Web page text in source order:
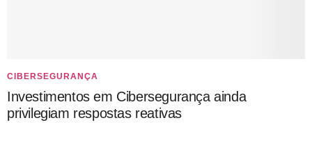
CIBERSEGURANÇA
Investimentos em Cibersegurança ainda
privilegiam respostas reativas